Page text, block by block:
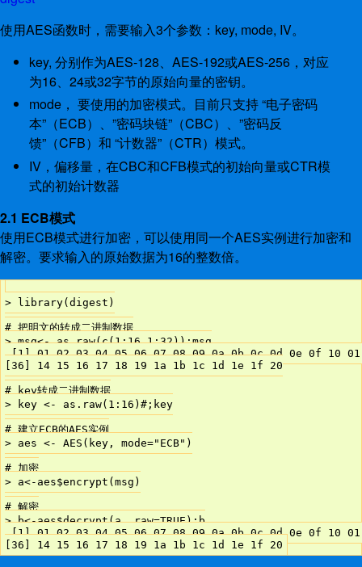
使用AES函数时，需要输入3个参数：key, mode, IV。
key, 分别作为AES-128、AES-192或AES-256，对应
为16、24或32字节的原始向量的密钥。
mode， 要使用的加密模式。目前只支持 “电子密码
本”（ECB）、”密码块链”（CBC）、”密码反
馈”（CFB）和 “计数器”（CTR）模式。
IV，偏移量，在CBC和CFB模式的初始向量或CTR模
式的初始计数器
2.1 ECB模式
使用ECB模式进行加密，可以使用同一个AES实例进行加密和
解密。要求输入的原始数据为16的整数倍。
> library(digest)
# 把明文的转成二进制数据
> msg<- as.raw(c(1:16,1:32));msg
[1] 01 02 03 04 05 06 07 08 09 0a 0b 0c 0d 0e 0f 10
[36] 14 15 16 17 18 19 1a 1b 1c 1d 1e 1f 20
# key转成二进制数据
> key <- as.raw(1:16)#;key
# 建立ECB的AES实例
> aes <- AES(key, mode="ECB")
# 加密
> a<-aes$encrypt(msg)
# 解密
> b<-aes$decrypt(a, raw=TRUE);b
[1] 01 02 03 04 05 06 07 08 09 0a 0b 0c 0d 0e 0f 10